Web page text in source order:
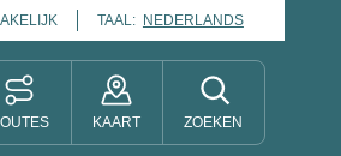
TAAL: NEDERLANDS
KAART ZOEKEN